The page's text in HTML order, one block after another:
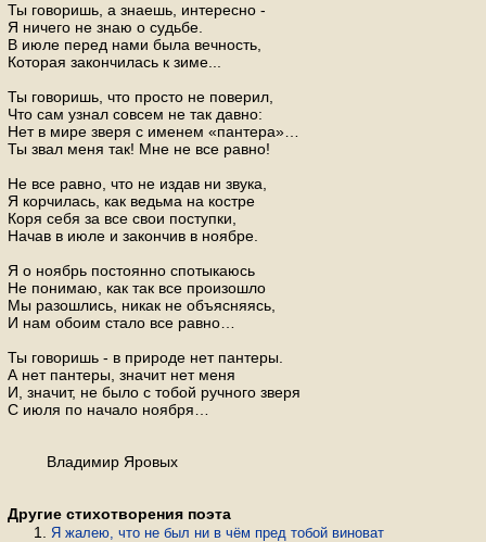
Рейтинг стихотворений
Ты говоришь, а знаешь, интересно -
Я ничего не знаю о судьбе.
В июле перед нами была вечность,
Которая закончилась к зиме...
Ты говоришь, что просто не поверил,
Что сам узнал совсем не так давно:
Нет в мире зверя с именем «пантера»…
Ты звал меня так! Мне не все равно!
Не все равно, что не издав ни звука,
Я корчилась, как ведьма на костре
Коря себя за все свои поступки,
Начав в июле и закончив в ноябре.
Я о ноябрь постоянно спотыкаюсь
Не понимаю, как так все произошло
Мы разошлись, никак не объясняясь,
И нам обоим стало все равно…
Ты говоришь - в природе нет пантеры.
А нет пантеры, значит нет меня
И, значит, не было с тобой ручного зверя
С июля по начало ноября…
Владимир Яровых
Другие стихотворения поэта
Я жалею, что не был ни в чём пред тобой виноват